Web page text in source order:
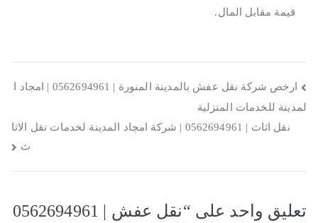
قيمة مقابل المال.
تصفّح
المقالات
ارخص شركة نقل عفش بالمدينة المنورة | 0562694961 | امجاد ا
لمدينة للخدمات المنزلية
نقل اثاث | 0562694961 | شركة امجاد المدينة لخدمات نقل الاثا
ث
تعليق واحد على “
نقل عفش | 0562694961